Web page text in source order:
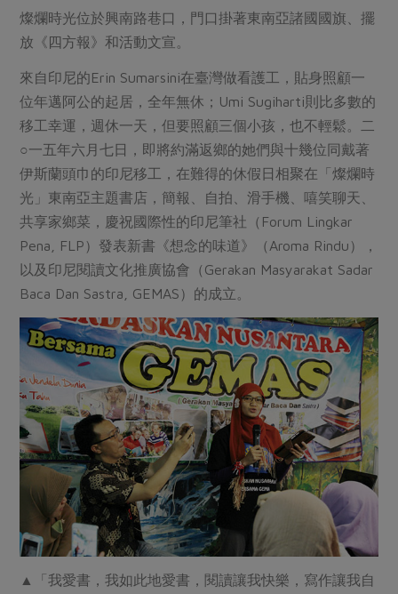
調理食材・點心
調味醬料/南北貨
休閒零嘴 沖泡飲品
保健食品
美妝保養 個人清潔
家庭清潔 織品
日用品
防災用品
最新產品
優惠專區
素食專區
樂齡友善
醬料
漬物
涼拌沙拉
飲品
主題食譜
異國料理
養身食補
節慶大餐
高麗菜海鮮煎餅
合作25-精選產品第四彈
更多當季產品
議題活動
主婦聯盟X樂齡網特約優惠案
30%rPET紅烏龍茶
2024農業發展計畫年度報告
更多議題活動
傳到心坎裡，誠心又澎派
減硝酸鹽 惜食
非基改運動
廢核運動 能源議題
減添加物 減塑減廢
公益金 食農教育
更多議題
生活者e週報
綠主張月刊
典藏閱覽室
自主把關
檢驗報告
硝酸鹽檢驗
社員權益
合作社法規
社務專區
選舉專區
最新消息
媒體報導
下載專區
地區活動
社務會議 地區活動
活動報下載
燦爛時光位於興南路巷口，門口掛著東南亞諸國國旗、擺
放《四方報》和活動文宣。
來自印尼的Erin Sumarsini在臺灣做看護工，貼身照顧一
位年邁阿公的起居，全年無休；Umi Sugiharti則比多數的
移工幸運，週休一天，但要照顧三個小孩，也不輕鬆。二
○一五年六月七日，即將約滿返鄉的她們與十幾位同戴著
伊斯蘭頭巾的印尼移工，在難得的休假日相聚在「燦爛時
光」東南亞主題書店，簡報、自拍、滑手機、嘻笑聊天、
共享家鄉菜，慶祝國際性的印尼筆社（Forum Lingkar
Pena, FLP）發表新書《想念的味道》（Aroma Rindu），
以及印尼閱讀文化推廣協會（Gerakan Masyarakat Sadar
Baca Dan Sastra, GEMAS）的成立。
▲「我愛書，我如此地愛書，閱讀讓我快樂，寫作讓我自